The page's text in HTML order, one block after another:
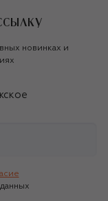
новинках и